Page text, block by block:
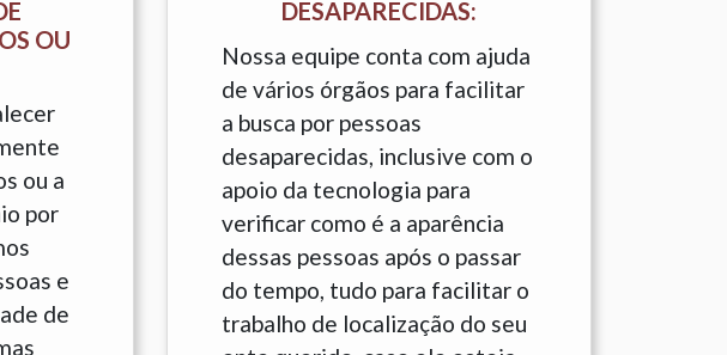
OU
ou a
por
e
de
DESAPARECIDAS:
Nossa equipe conta com ajuda
de vários órgãos para facilitar
a busca por pessoas
desaparecidas, inclusive com o
apoio da tecnologia para
verificar como é a aparência
dessas pessoas após o passar
do tempo, tudo para facilitar o
trabalho de localização do seu